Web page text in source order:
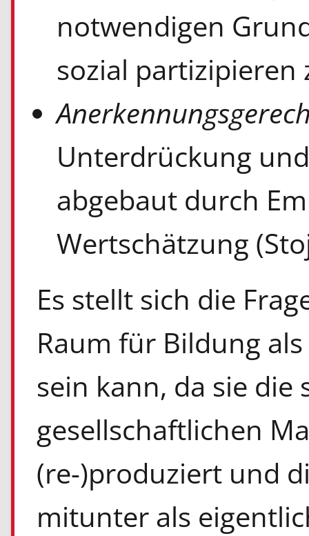
notwendigen
sozial partizipieren
Unterdrückung
abgebaut durch
Wertschätzung
Es stellt sich die
Raum für Bildung
sein kann, da sie
gesellschaftlichen
(re-)produziert und
mitunter als